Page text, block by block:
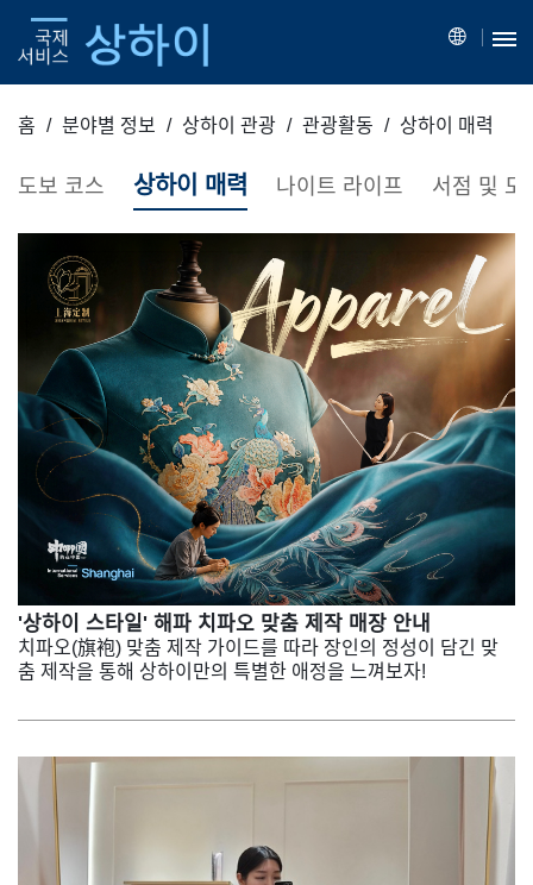
홈 분야별 정보 상하이 관광 관광활동 상하이 매력
도보 코스 상하이 매력 나이트 라이프 서점 및 도
'상하이 스타일' 해파 치파오 맞춤 제작 매장 안내
치파오(旗袍) 맞춤 제작 가이드를 따라 장인의 정성이 담긴 맞
춤 제작을 통해 상하이만의 특별한 애정을 느껴보자!